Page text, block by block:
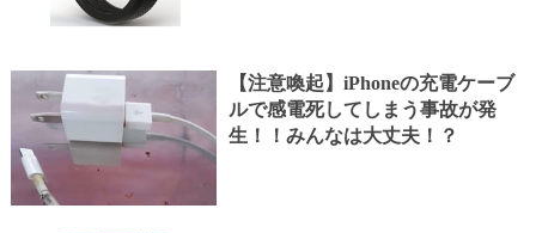
【注意喚起】iPhoneの充電ケーブ
ルで感電死してしまう事故が発
生！！みんなは大丈夫！？